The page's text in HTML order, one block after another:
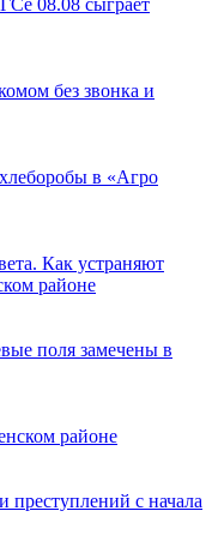
без звонка и
в «Агро
Как устраняют
районе
поля замечены в
районе
преступлений с начала